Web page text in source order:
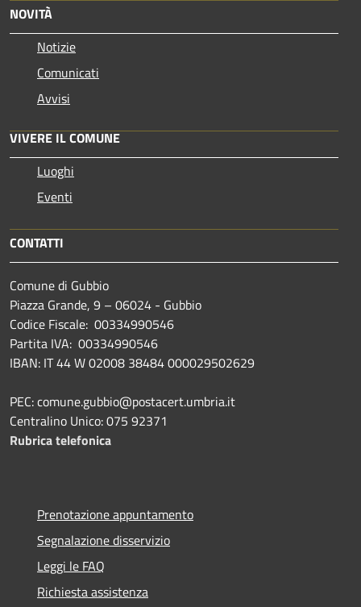
NOVITÀ
Notizie
Comunicati
Avvisi
VIVERE IL COMUNE
Luoghi
Eventi
CONTATTI
Comune di Gubbio
Piazza Grande, 9 – 06024 - Gubbio
Codice Fiscale: 00334990546
Partita IVA: 00334990546
IBAN: IT 44 W 02008 38484 000029502629
PEC: comune.gubbio@postacert.umbria.it
Centralino Unico: 075 92371
Rubrica telefonica
Prenotazione appuntamento
Segnalazione disservizio
Leggi le FAQ
Richiesta assistenza